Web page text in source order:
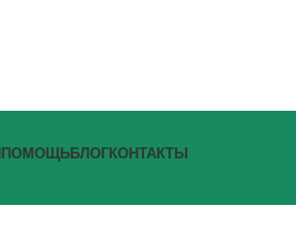
ПОМОЩЬ БЛОГ КОНТАКТЫ